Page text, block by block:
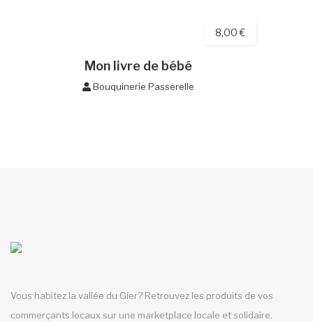
8,00 €
Mon livre de bébé
Bouquinerie Passerelle
Vous habitez la vallée du Gier? Retrouvez les produits de vos
commerçants locaux sur une marketplace locale et solidaire.